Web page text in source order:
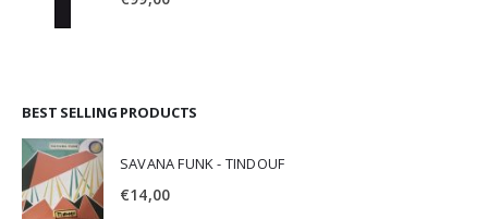
BEST SELLING PRODUCTS
SAVANA FUNK - TINDOUF
€14,00